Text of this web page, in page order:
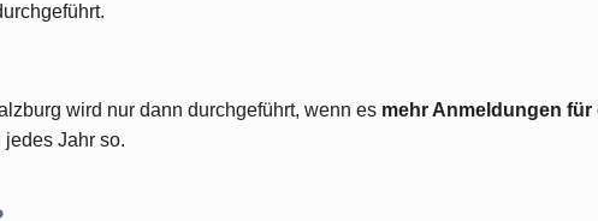
wird nur dann durchgeführt, wenn es mehr Anmeldungen für
jedes Jahr so.